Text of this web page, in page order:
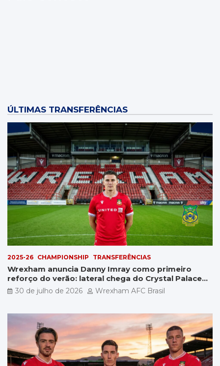
Wolverhampton Wanderers
ÚLTIMAS TRANSFERÊNCIAS
2025-26 CHAMPIONSHIP TRANSFERÊNCIAS
Wrexham anuncia Danny Imray como primeiro
reforço do verão: lateral chega do Crystal Palace
por £5 milhões
30 de julho de 2026 Wrexham AFC Brasil